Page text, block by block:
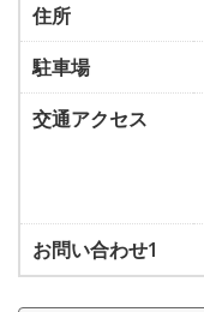
住所
駐車場
交通アクセス
お問い合わせ1